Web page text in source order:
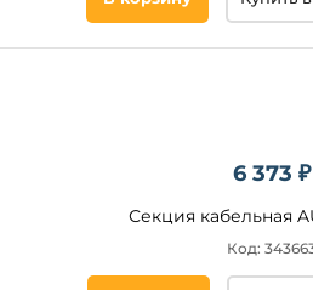
6 373 ₽
Секция кабельная
Код: